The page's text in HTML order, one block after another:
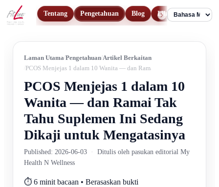
Tentang Pengetahuan Blog Lihat Produk
Language
Laman Utama Pengetahuan Artikel Berkaitan
PCOS Menjejas 1 dalam 10 Wanita — dan Ramai Tak Tahu Suplemen
PCOS Menjejas 1 dalam 10
Wanita — dan Ramai Tak
Tahu Suplemen Ini Sedang
Dikaji untuk Mengatasinya
Published: 2026-06-03 ·
Ditulis oleh pasukan editorial My
Health N Wellness
⏱️ 6 minit bacaan • Berasaskan bukti